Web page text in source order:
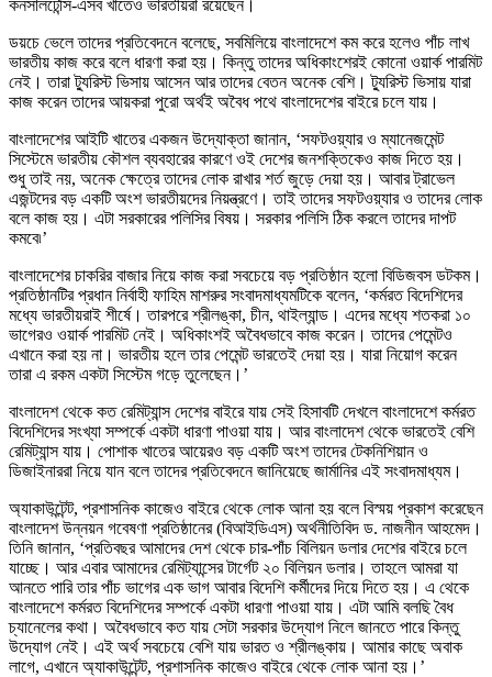
কনসালটেন্সি-এসব খাতেও ভারতীয়রা রয়েছেন।
ডয়চে ভেলে তাদের প্রতিবেদনে বলেছে, সবমিলিয়ে বাংলাদেশে কম করে হলেও পাঁচ লাখ
ভারতীয় কাজ করে বলে ধারণা করা হয়। কিন্তু তাদের অধিকাংশেরই কোনো ওয়ার্ক পারমিট
নেই। তারা ট্যুরিস্ট ভিসায় আসেন আর তাদের বেতন অনেক বেশি। ট্যুরিস্ট ভিসায় যারা
কাজ করেন তাদের আয়করা পুরো অর্থই অবৈধ পথে বাংলাদেশের বাইরে চলে যায়।
বাংলাদেশের আইটি খাতের একজন উদ্যোক্তা জানান, ‘সফটওয়্যার ও ম্যানেজমেন্ট
সিস্টেমে ভারতীয় কৌশল ব্যবহারের কারণে ওই দেশের জনশক্তিকেও কাজ দিতে হয়।
শুধু তাই নয়, অনেক ক্ষেত্রে তাদের লোক রাখার শর্ত জুড়ে দেয়া হয়। আবার ট্রাভেল
এজন্টদের বড় একটি অংশ ভারতীয়দের নিয়ন্ত্রণে। তাই তাদের সফটওয়্যার ও তাদের লোক
বলে কাজ হয়। এটা সরকারের পলিসির বিষয়। সরকার পলিসি ঠিক করলে তাদের দাপট
কমবে৷’
বাংলাদেশের চাকরির বাজার নিয়ে কাজ করা সবচেয়ে বড় প্রতিষ্ঠান হলো বিডিজবস ডটকম।
প্রতিষ্ঠানটির প্রধান নির্বাহী ফাহিম মাশরুর সংবাদমাধ্যমটিকে বলেন, ‘কর্মরত বিদেশিদের
মধ্যে ভারতীয়রাই শীর্ষে। তারপরে শ্রীলঙ্কা, চীন, থাইল্যান্ড। এদের মধ্যে শতকরা ১০
ভাগেরও ওয়ার্ক পারমিট নেই। অধিকাংশই অবৈধভাবে কাজ করেন। তাদের পেমেন্টও
এখানে করা হয় না। ভারতীয় হলে তার পেমেন্ট ভারতেই দেয়া হয়। যারা নিয়োগ করেন
তারা এ রকম একটা সিস্টেম গড়ে তুলেছেন।’
বাংলাদেশ থেকে কত রেমিট্যান্স দেশের বাইরে যায় সেই হিসাবটি দেখলে বাংলাদেশে কর্মরত
বিদেশিদের সংখ্যা সম্পর্কে একটা ধারণা পাওয়া যায়। আর বাংলাদেশ থেকে ভারতেই বেশি
রেমিট্যান্স যায়। পোশাক খাতের আয়েরও বড় একটি অংশ তাদের টেকনিশিয়ান ও
ডিজাইনাররা নিয়ে যান বলে তাদের প্রতিবেদনে জানিয়েছে জার্মানির এই সংবাদমাধ্যম।
অ্যাকাউন্টেন্ট, প্রশাসনিক কাজেও বাইরে থেকে লোক আনা হয় বলে বিস্ময় প্রকাশ করেছেন
বাংলাদেশ উন্নয়ন গবেষণা প্রতিষ্ঠানের (বিআইডিএস) অর্থনীতিবিদ ড. নাজনীন আহমেদ।
তিনি জানান, ‘প্রতিবছর আমাদের দেশ থেকে চার-পাঁচ বিলিয়ন ডলার দেশের বাইরে চলে
যাচ্ছে। আর এবার আমাদের রেমিট্যান্সের টার্গেট ২০ বিলিয়ন ডলার। তাহলে আমরা যা
আনতে পারি তার পাঁচ ভাগের এক ভাগ আবার বিদেশি কর্মীদের দিয়ে দিতে হয়। এ থেকে
বাংলাদেশে কর্মরত বিদেশিদের সম্পর্কে একটা ধারণা পাওয়া যায়। এটা আমি বলছি বৈধ
চ্যানেলের কথা। অবৈধভাবে কত যায় সেটা সরকার উদ্যোগ নিলে জানতে পারে কিন্তু
উদ্যোগ নেই। এই অর্থ সবচেয়ে বেশি যায় ভারত ও শ্রীলঙ্কায়। আমার কাছে অবাক
লাগে, এখানে অ্যাকাউন্টেন্ট, প্রশাসনিক কাজেও বাইরে থেকে লোক আনা হয়।’